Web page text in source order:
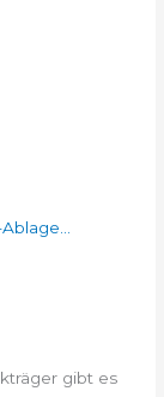
gibt es